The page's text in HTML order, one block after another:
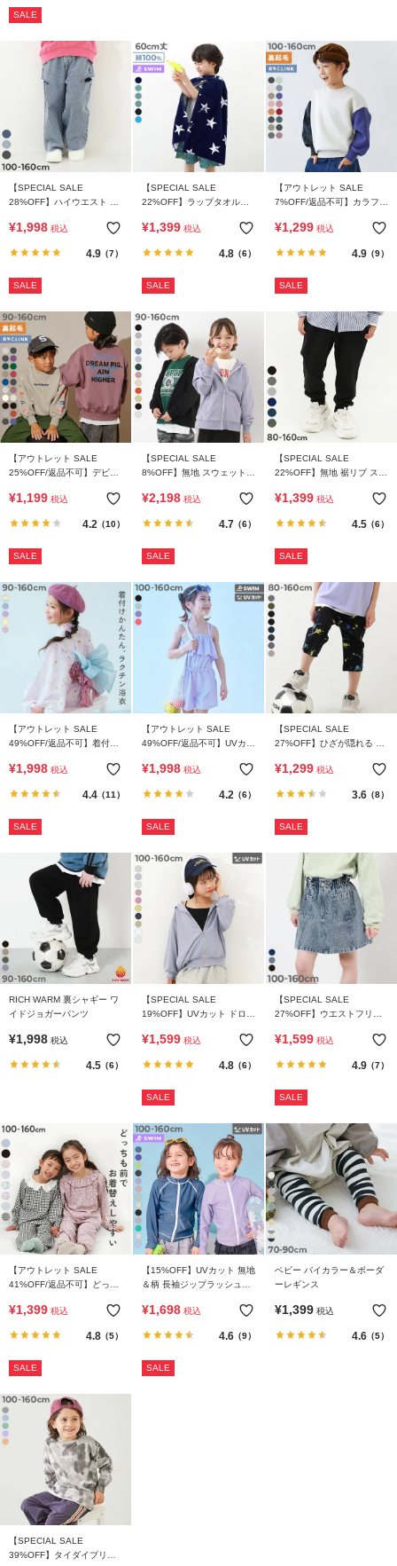
SALE
【SPECIAL SALE
28%OFF】ハイウエスト カ
¥1,998 税込
4.9（7）
SALE
【SPECIAL SALE
22%OFF】ラップタオル
¥1,399 税込
4.8（6）
SALE
【アウトレット SALE
7%OFF/返品不可】カラフル
無地トレーナー
¥1,299 税込
4.9（9）
SALE
【アウトレット SALE
25%OFF/返品不可】デビラ
エットトレーナー
¥1,199 税込
4.2（10）
SALE
【SPECIAL SALE
8%OFF】無地 スウェット
¥2,198 税込
4.7（6）
SALE
【SPECIAL SALE
22%OFF】無地 裾リブ スウ
¥1,399 税込
4.5（6）
SALE
【アウトレット SALE
49%OFF/返品不可】着付け
ピース型浴衣
¥1,998 税込
4.4（11）
SALE
【アウトレット SALE
49%OFF/返品不可】UVカッ
ト水着 3Pセット
¥1,998 税込
4.2 （6）
SALE
【SPECIAL SALE
27%OFF】ひざが隠れる 7
ツ
¥1,299 税込
3.6（8）
SALE
RICH WARM 裏シャギー ワ
イドジョガーパンツ
¥1,998 税込
4.5（6）
【SPECIAL SALE
19%OFF】UVカット ドロッ
¥1,599 税込
4.8（6）
SALE
【SPECIAL SALE
27%OFF】ウエストフリル
¥1,599 税込
4.9（7）
SALE
【アウトレット SALE
41%OFF/返品不可】どっち
¥1,399 税込
4.8（5）
SALE
【15%OFF】UVカット 無地
＆柄 長袖ジップラッシュガ
¥1,698 税込
4.6（9）
SALE
ベビー バイカラー＆ボーダ
ーレギンス
¥1,399 税込
4.6（5）
【SPECIAL SALE
39%OFF】タイダイプリン